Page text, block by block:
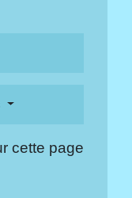
cette page